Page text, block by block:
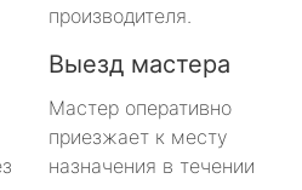
производителя.
Выезд мастера
Мастер оперативно
приезжает к месту
назначения в течении